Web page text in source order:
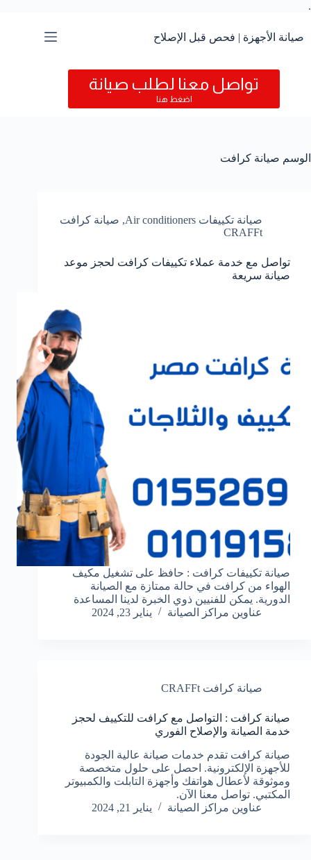
.
المحتوى
صيانة الأجهزة | فحص قبل الإصلاح
تواصل معنا لطلب صيانة
اضغط هنا
الوسم صيانة كرافت
صيانة تكييفات Air conditioners , صيانة كرافت
CRAFFt
تواصل مع خدمة عملاء تكييفات كرافت لحجز موعد
صيانة سريعة
صيانة تكييفات كرافت : حافظ على تشغيل مكيف
الهواء من كرافت في حالة ممتازة مع الصيانة
الدورية. يمكن للفنيين ذوي الخبرة لدينا المساعدة
عناوين مراكز الصيانة
يناير 23, 2024
صيانة كرافت CRAFFt
صيانة كرافت : التواصل مع كرافت للتكييف لحجز
خدمة الصيانة والإصلاح الفوري
صيانة كرافت تقدم خدمات صيانة عالية الجودة
للأجهزة الإلكترونية. احصل على حلول متخصصة
وموثوقة لأعطال هواتفك وأجهزة التابلت والكمبيوتر
المكتبي. تواصل معنا الآن.
عناوين مراكز الصيانة
يناير 21, 2024